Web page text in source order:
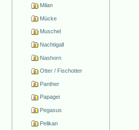
Milan
Mücke
Muschel
Nachtigall
Nashorn
Otter / Fischotter
Panther
Papagei
Pegasus
Pelikan